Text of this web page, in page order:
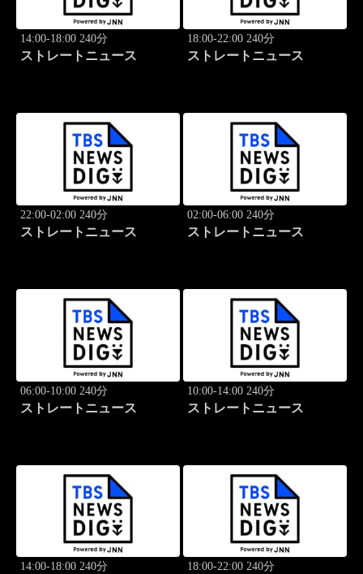
14:00-18:00 240分
ストレートニュース
18:00-22:00 240分
ストレートニュース
22:00-02:00 240分
ストレートニュース
02:00-06:00 240分
ストレートニュース
06:00-10:00 240分
ストレートニュース
10:00-14:00 240分
ストレートニュース
14:00-18:00 240分 18:00-22:00 240分